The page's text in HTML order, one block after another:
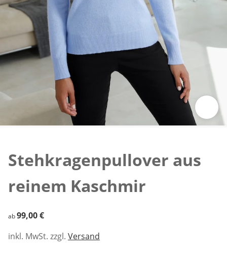
Stehkragenpullover aus
reinem Kaschmir
99,00 €
ab99,00 €
inkl. MwSt. zzgl. Versand